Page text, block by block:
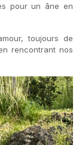
pour un âne en
toujours de
rencontrant nos